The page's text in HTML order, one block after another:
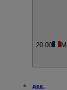
20:00
дек.